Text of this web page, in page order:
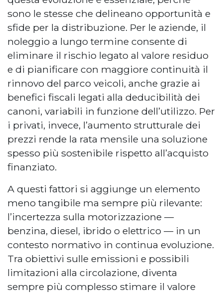
sono le stesse che delineano opportunità e
sfide per la distribuzione. Per le aziende, il
noleggio a lungo termine consente di
eliminare il rischio legato al valore residuo
e di pianificare con maggiore continuità il
rinnovo del parco veicoli, anche grazie ai
benefici fiscali legati alla deducibilità dei
canoni, variabili in funzione dell’utilizzo. Per
i privati, invece, l’aumento strutturale dei
prezzi rende la rata mensile una soluzione
spesso più sostenibile rispetto all’acquisto
finanziato.
A questi fattori si aggiunge un elemento
meno tangibile ma sempre più rilevante:
l’incertezza sulla motorizzazione —
benzina, diesel, ibrido o elettrico — in un
contesto normativo in continua evoluzione.
Tra obiettivi sulle emissioni e possibili
limitazioni alla circolazione, diventa
sempre più complesso stimare il valore